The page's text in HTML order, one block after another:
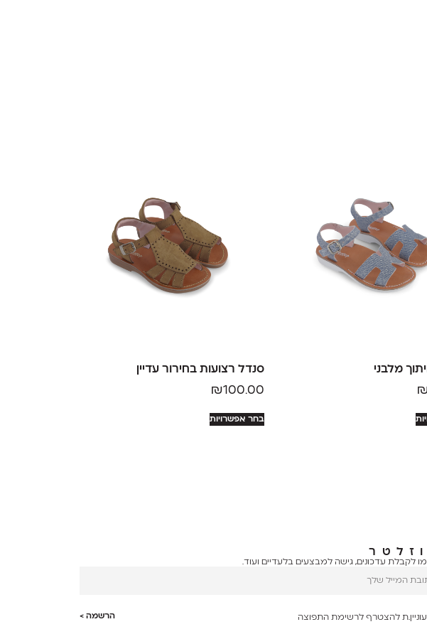
מלבני סנדל רצועות בחירור עדיין
₪ 100.00
בחר אפשרויות
לקבלת עדכונים, גישה למבצעים בלעדיים ועוד.
להצטרף לרשימת התפוצה הרשמה >